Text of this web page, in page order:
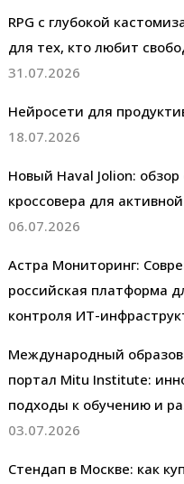
RPG с глубокой
для тех, кто любит
31.07.2026
Нейросети для
18.07.2026
Новый Haval Jolion: обзор
кроссовера для
06.07.2026
Астра Мониторинг:
российская платформа
контроля ИТ-
Международный
портал Mitu Institute:
подходы к обучению и
03.07.2026
Стендап в Москве: как